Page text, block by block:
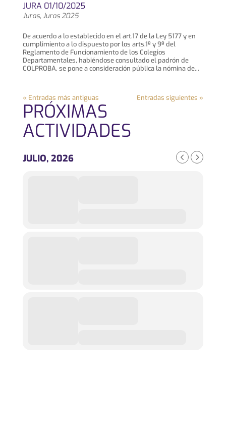
JURA 01/10/2025
Juras, Juras 2025
De acuerdo a lo establecido en el art.17 de la Ley 5177 y en
cumplimiento a lo dispuesto por los arts.1º y 9º del
Reglamento de Funcionamiento de los Colegios
Departamentales, habiéndose consultado el padrón de
COLPROBA, se pone a consideración pública la nómina de...
« Entradas más antiguas Entradas siguientes »
PRÓXIMAS
ACTIVIDADES
JULIO, 2026